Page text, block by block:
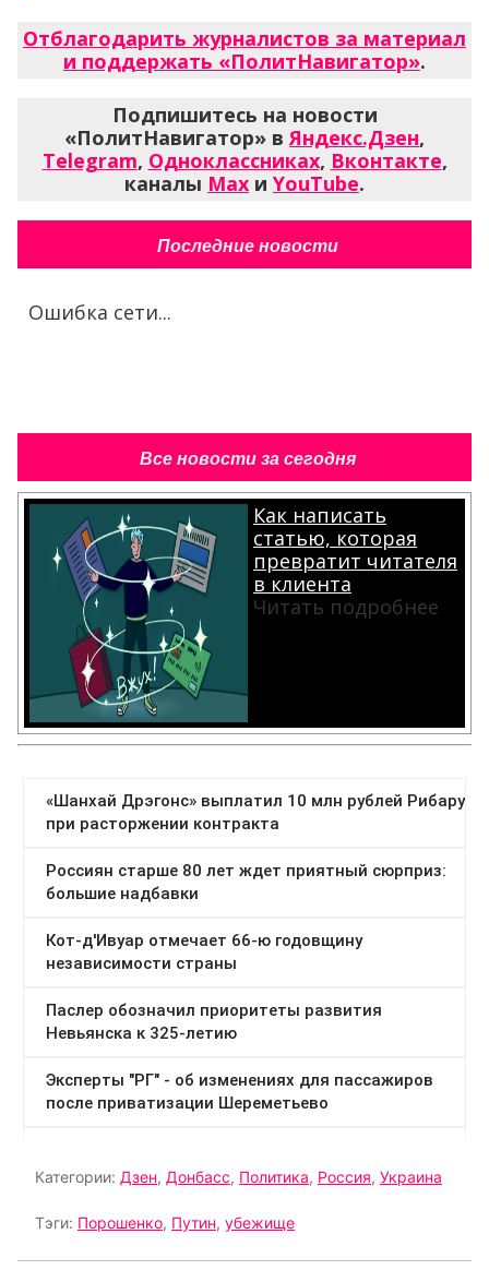
Отблагодарить журналистов за материал
и поддержать «ПолитНавигатор».
Подпишитесь на новости
«ПолитНавигатор» вЯндекс.Дзен,
Telegram, Одноклассниках, Вконтакте,
каналы Max и YouTube.
Последние новости
Ошибка сети...
Все новости за сегодня
Как написать
статью, которая
превратит читателя
в клиента
Читать подробнее
Категории: Дзен, Донбасс, Политика, Россия, Украина
Тэги: Порошенко, Путин, убежище